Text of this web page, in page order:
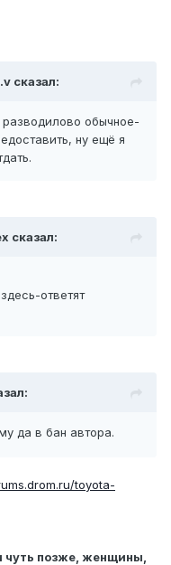
сказал:
обычное-
ну ещё я
сказал:
ответят
да в бан автора.
toyota-
чуть позже, женщины,